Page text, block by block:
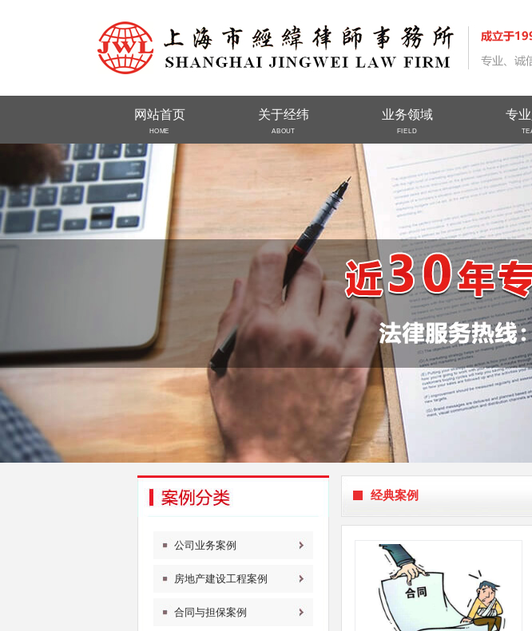
网站首页
HOME
关于经纬
ABOUT
业务领域
FIELD
专
公司业务案例
房地产建设工程案例
合同与担保案例
经典案例